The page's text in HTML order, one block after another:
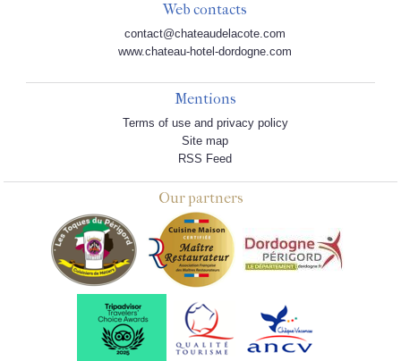
Web contacts
contact@chateaudelacote.com
www.chateau-hotel-dordogne.com
Mentions
Terms of use and privacy policy
Site map
RSS Feed
Our partners